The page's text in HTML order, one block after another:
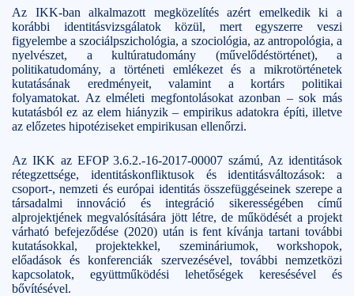
Az IKK-ban alkalmazott megközelítés azért emelkedik ki a
korábbi identitásvizsgálatok közül, mert egyszerre veszi
figyelembe a szociálpszichológia, a szociológia, az antropológia, a
nyelvészet, a kultúratudomány (művelődéstörténet), a
politikatudomány, a történeti emlékezet és a mikrotörténetek
kutatásának eredményeit, valamint a kortárs politikai
folyamatokat. Az elméleti megfontolásokat azonban – sok más
kutatásból ez az elem hiányzik – empirikus adatokra építi, illetve
az előzetes hipotéziseket empirikusan ellenőrzi.
Az IKK az EFOP 3.6.2.-16-2017-00007 számú, Az identitások
rétegzettsége, identitáskonfliktusok és identitásváltozások: a
csoport-, nemzeti és európai identitás összefüggéseinek szerepe a
társadalmi innováció és integráció sikerességében című
alprojektjének megvalósítására jött létre, de működését a projekt
várható befejeződése (2020) után is fent kívánja tartani további
kutatásokkal, projektekkel, szemináriumok, workshopok,
előadások és konferenciák szervezésével, további nemzetközi
kapcsolatok, együttműködési lehetőségek keresésével és
bővítésével.